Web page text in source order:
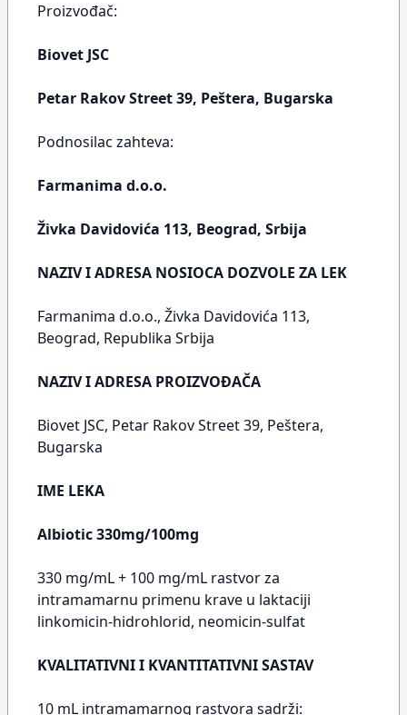
Proizvođač:
Biovet JSC
Petar Rakov Street 39, Peštera, Bugarska
Podnosilac zahteva:
Farmanima d.o.o.
Živka Davidovića 113, Beograd, Srbija
NAZIV I ADRESA NOSIOCA DOZVOLE ZA LEK
Farmanima d.o.o., Živka Davidovića 113,
Beograd, Republika Srbija
NAZIV I ADRESA PROIZVOĐAČA
Biovet JSC, Petar Rakov Street 39, Peštera,
Bugarska
IME LEKA
Albiotic 330mg/100mg
330 mg/mL + 100 mg/mL rastvor za
intramamarnu primenu krave u laktaciji
linkomicin-hidrohlorid, neomicin-sulfat
KVALITATIVNI I KVANTITATIVNI SASTAV
10 mL intramamarnog rastvora sadrži: